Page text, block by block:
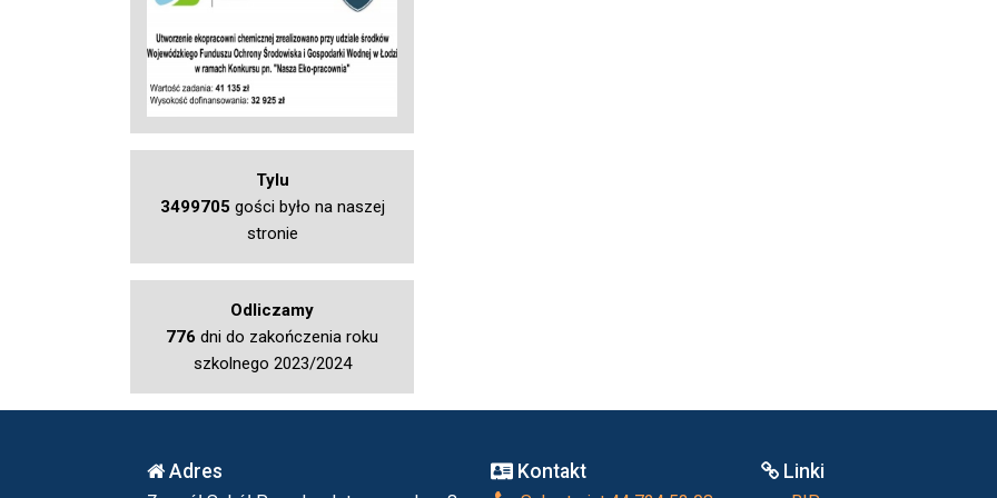
Tylu
3499705 gości było na naszej
stronie
Odliczamy
776 dni do zakończenia roku
szkolnego 2023/2024
Adres Kontakt Linki